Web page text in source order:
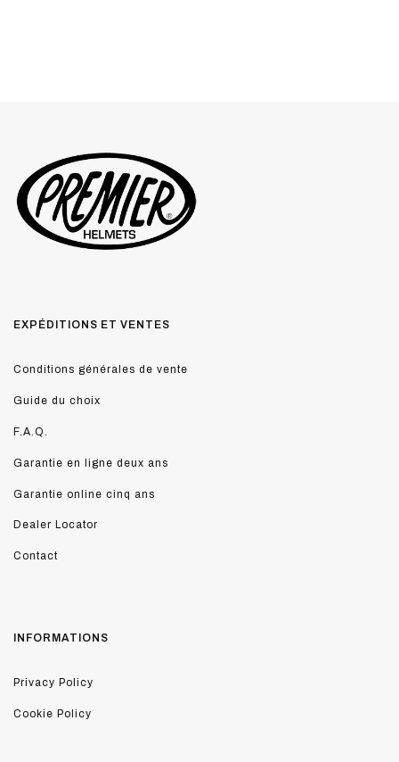
EXPÉDITIONS ET VENTES
Conditions générales de vente
Guide du choix
F.A.Q.
Garantie en ligne deux ans
Garantie online cinq ans
Dealer Locator
Contact
INFORMATIONS
Privacy Policy
Cookie Policy